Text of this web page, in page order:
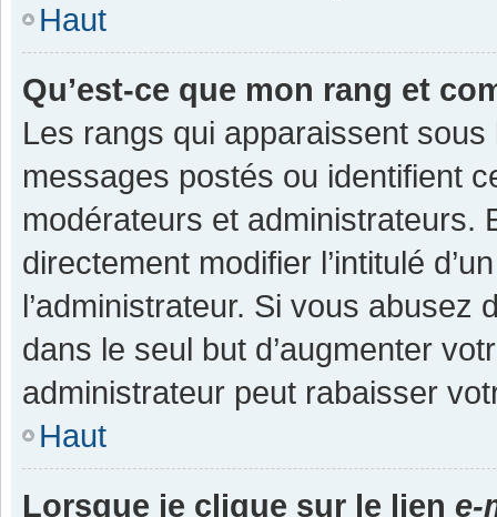
Haut
Qu’est-ce que mon rang et
Les rangs qui apparaissent
messages postés ou identifient
modérateurs et administrateurs.
directement modifier l’intitulé
l’administrateur. Si vous
dans le seul but d’augmenter
administrateur peut rabaisser
Haut
Lorsque je clique sur le lien e-